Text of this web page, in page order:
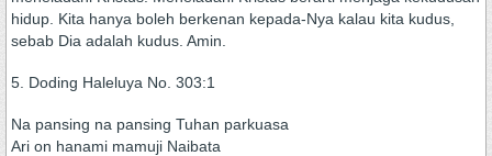
hidup. Kita hanya boleh berkenan kepada-Nya kalau kita kudus,
sebab Dia adalah kudus. Amin.
5. Doding Haleluya No. 303:1
Na pansing na pansing Tuhan parkuasa
Ari on hanami mamuji Naibata